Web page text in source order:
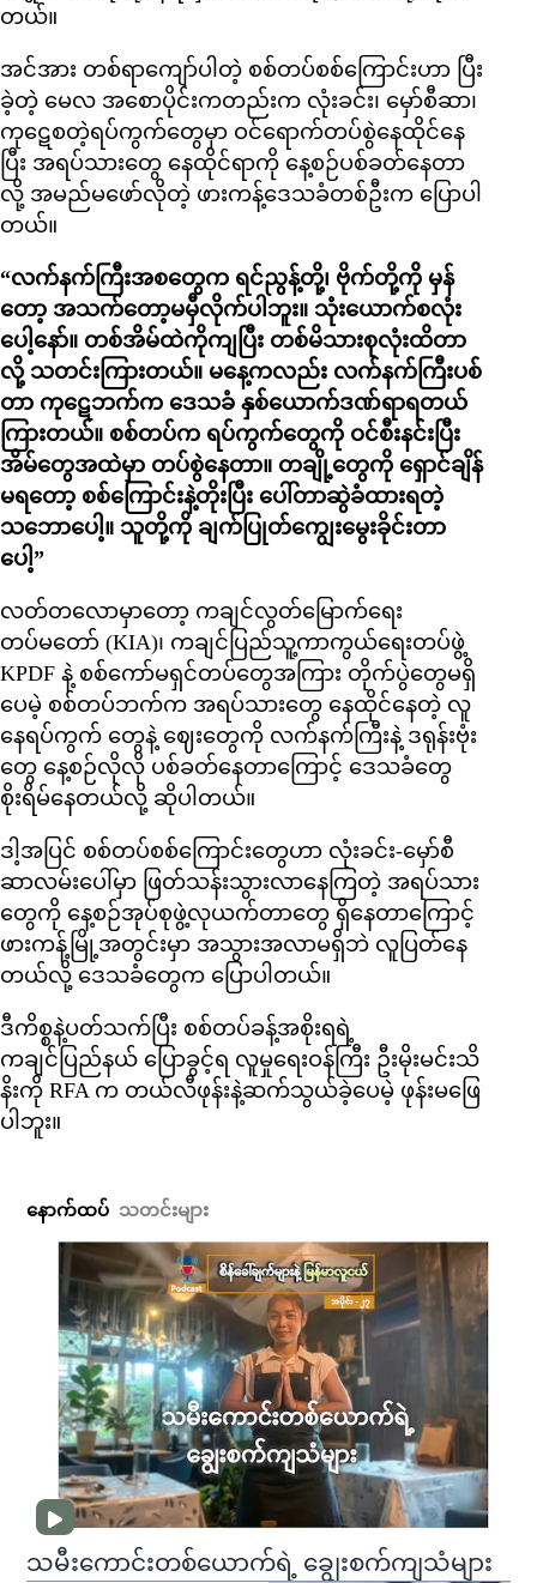
တယ်။
အင်အား တစ်ရာကျော်ပါတဲ့ စစ်တပ်စစ်ကြောင်းဟာ ပြီး
ခဲ့တဲ့ မေလ အစောပိုင်းကတည်းက လုံးခင်း၊ မှော်စီဆာ၊
ကုဋေစတဲ့ရပ်ကွက်တွေမှာ ဝင်ရောက်တပ်စွဲနေထိုင်နေ
ပြီး အရပ်သားတွေ နေထိုင်ရာကို နေ့စဉ်ပစ်ခတ်နေတာ
လို့ အမည်မဖော်လိုတဲ့ ဖားကန့်ဒေသခံတစ်ဦးက ပြောပါ
တယ်။
“လက်နက်ကြီးအစတွေက ရင်ညွန့်တို့၊ ဗိုက်တို့ကို မှန်
တော့ အသက်တော့မမှီလိုက်ပါဘူး။ သုံးယောက်စလုံး
ပေါ့နော်။ တစ်အိမ်ထဲကိုကျပြီး တစ်မိသားစုလုံးထိတာ
လို့ သတင်းကြားတယ်။ မနေ့ကလည်း လက်နက်ကြီးပစ်
တာ ကုဋေဘက်က ဒေသခံ နှစ်ယောက်ဒဏ်ရာရတယ်
ကြားတယ်။ စစ်တပ်က ရပ်ကွက်တွေကို ဝင်စီးနင်းပြီး
အိမ်တွေအထဲမှာ တပ်စွဲနေတာ။ တချို့တွေကို ရှောင်ချိန်
မရတော့ စစ်ကြောင်းနဲ့တိုးပြီး ပေါ်တာဆွဲခံထားရတဲ့
သဘောပေါ့။ သူတို့ကို ချက်ပြုတ်ကျွေးမွေးခိုင်းတာ
ပေါ့”
လတ်တလောမှာတော့ ကချင်လွတ်မြောက်ရေး
တပ်မတော် (KIA)၊ ကချင်ပြည်သူ့ကာကွယ်ရေးတပ်ဖွဲ့
KPDF နဲ့ စစ်ကော်မရှင်တပ်တွေအကြား တိုက်ပွဲတွေမရှိ
ပေမဲ့ စစ်တပ်ဘက်က အရပ်သားတွေ နေထိုင်နေတဲ့ လူ
နေရပ်ကွက် တွေနဲ့ ဈေးတွေကို လက်နက်ကြီးနဲ့ ဒရုန်းဗုံး
တွေ နေ့စဉ်လိုလို ပစ်ခတ်နေတာကြောင့် ဒေသခံတွေ
စိုးရိမ်နေတယ်လို့ ဆိုပါတယ်။
ဒါ့အပြင် စစ်တပ်စစ်ကြောင်းတွေဟာ လုံးခင်း-မှော်စီ
ဆာလမ်းပေါ်မှာ ဖြတ်သန်းသွားလာနေကြတဲ့ အရပ်သား
တွေကို နေ့စဉ်အုပ်စုဖွဲ့လုယက်တာတွေ ရှိနေတာကြောင့်
ဖားကန့်မြို့အတွင်းမှာ အသွားအလာမရှိဘဲ လူပြတ်နေ
တယ်လို့ ဒေသခံတွေက ပြောပါတယ်။
ဒီကိစ္စနဲ့ပတ်သက်ပြီး စစ်တပ်ခန့်အစိုးရရဲ့
ကချင်ပြည်နယ် ပြောခွင့်ရ လူမှုရေးဝန်ကြီး ဦးမိုးမင်းသိ
နိးကို RFA က တယ်လီဖုန်းနဲ့ဆက်သွယ်ခဲ့ပေမဲ့ ဖုန်းမဖြေ
ပါဘူး။
နောက်ထပ် သတင်းများ
သမီးကောင်းတစ်ယောက်ရဲ့ ချွေးစက်ကျသံများ